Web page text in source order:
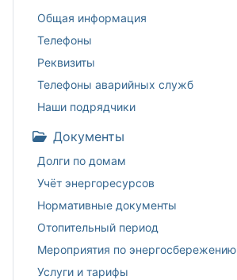
Общая информация
Телефоны
Реквизиты
Телефоны аварийных служб
Наши подрядчики
Документы
Долги по домам
Учёт энергоресурсов
Нормативные документы
Отопительный период
Мероприятия по энергосбережению
Услуги и тарифы